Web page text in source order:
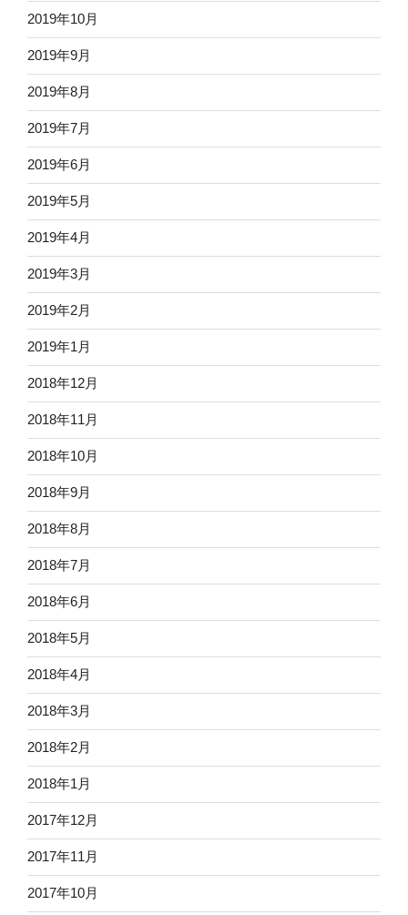
2019年10月
2019年9月
2019年8月
2019年7月
2019年6月
2019年5月
2019年4月
2019年3月
2019年2月
2019年1月
2018年12月
2018年11月
2018年10月
2018年9月
2018年8月
2018年7月
2018年6月
2018年5月
2018年4月
2018年3月
2018年2月
2018年1月
2017年12月
2017年11月
2017年10月